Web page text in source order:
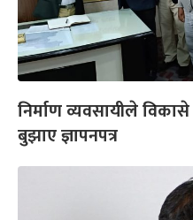
निर्माण व्यवसायीले
बुझाए ज्ञापनपत्र